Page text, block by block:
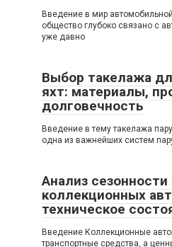
Введение в мир
общество глубоко связано с
уже давно
Выбор такелажа
яхт: материалы,
долговечность
Введение в тему такелажа
одна из важнейших систем
Анализ
коллекционных
техническое
Введение Коллекционные
транспортные средства, а